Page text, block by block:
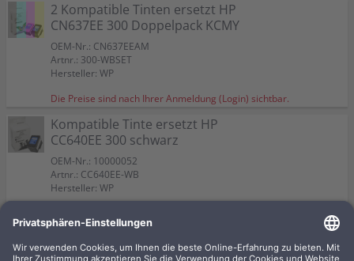
2 Kompatible Tinten ersetzt HP
CN637EE 300 Doppelpack KCMY
OEM-Nr.: CN637EEAM
Artnr.: 300-WBSET
Hersteller: WP
Die Preise sind nach Ihrer Anmeldung (Login) sichtbar.
Kompatible Tinte ersetzt HP
CC640EE 300 schwarz
OEM-Nr.: 10000052
Artnr.: CC640EE-WB
Hersteller: WP
CC643EE 300 CMY